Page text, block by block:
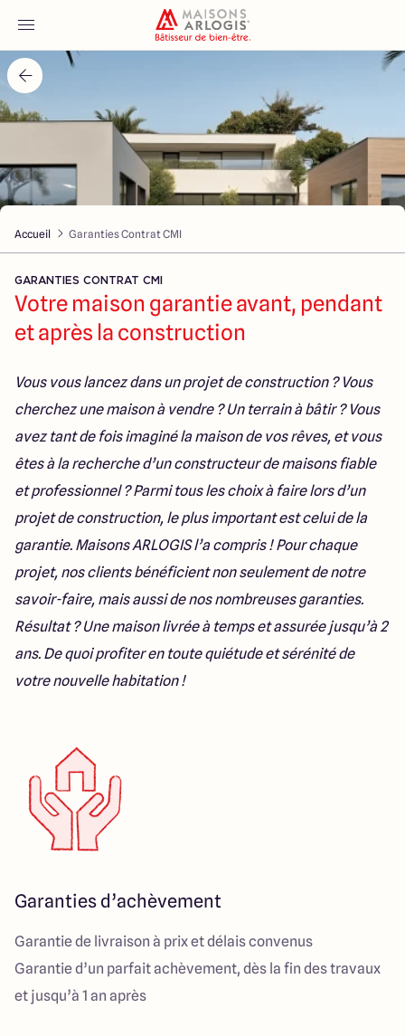
Accueil
Nos maisons
Nos annonces
Votre projet
Qui sommes-nous
Maisons ARLOGIS Saumur
49 Rue Saint Nicolas
49400 saumur
Accueil Garanties Contrat CMI
GARANTIES CONTRAT CMI
Votre maison garantie avant, pendant
et après la construction
Vous vous lancez dans un projet de construction ? Vous
cherchez une maison à vendre ? Un terrain à bâtir ? Vous
avez tant de fois imaginé la maison de vos rêves, et vous
êtes à la recherche d’un constructeur de maisons fiable
et professionnel ? Parmi tous les choix à faire lors d’un
projet de construction, le plus important est celui de la
garantie. Maisons ARLOGIS l’a compris ! Pour chaque
projet, nos clients bénéficient non seulement de notre
savoir-faire, mais aussi de nos nombreuses garanties.
Résultat ? Une maison livrée à temps et assurée jusqu’à 2
ans. De quoi profiter en toute quiétude et sérénité de
votre nouvelle habitation !
Garanties d’achèvement
Garantie de livraison à prix et délais convenus
Garantie d’un parfait achèvement, dès la fin des travaux
et jusqu’à 1 an après